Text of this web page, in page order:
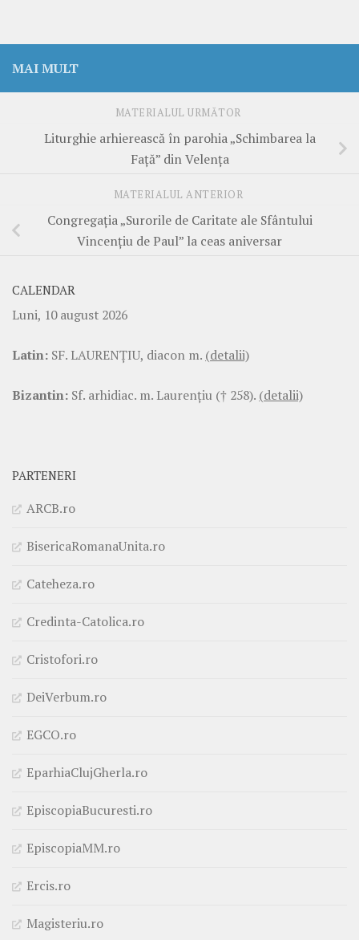
MAI MULT
MATERIALUL URMĂTOR
Liturghie arhierească în parohia „Schimbarea la
Față” din Velența
MATERIALUL ANTERIOR
Congregația „Surorile de Caritate ale Sfântului
Vincențiu de Paul” la ceas aniversar
CALENDAR
Luni, 10 august 2026
Latin: SF. LAURENŢIU, diacon m. (detalii)
Bizantin: Sf. arhidiac. m. Laurenţiu († 258). (detalii)
PARTENERI
ARCB.ro
BisericaRomanaUnita.ro
Cateheza.ro
Credinta-Catolica.ro
Cristofori.ro
DeiVerbum.ro
EGCO.ro
EparhiaClujGherla.ro
EpiscopiaBucuresti.ro
EpiscopiaMM.ro
Ercis.ro
Magisteriu.ro